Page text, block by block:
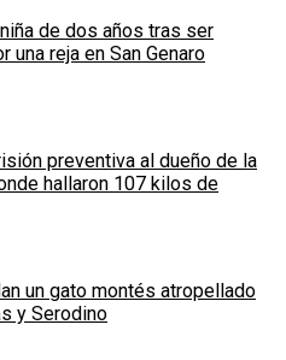
de dos años tras ser
una reja en San Genaro
preventiva al dueño de la
hallaron 107 kilos de
un gato montés atropellado
y Serodino